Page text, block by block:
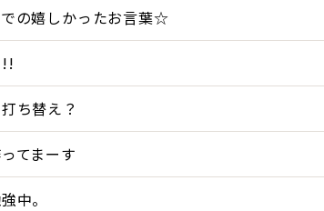
の嬉しかったお言葉☆
!!
ち替え？
てまーす
中。